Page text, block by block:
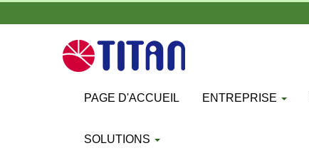
PAGE D'ACCUEIL ENTREPRISE
SOLUTIONS